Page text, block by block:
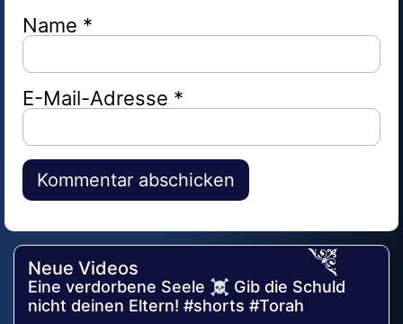
Name *
E-Mail-Adresse *
Alternative:
Neue Videos
Eine verdorbene Seele ☠️ Gib die Schuld
nicht deinen Eltern! #shorts #Torah